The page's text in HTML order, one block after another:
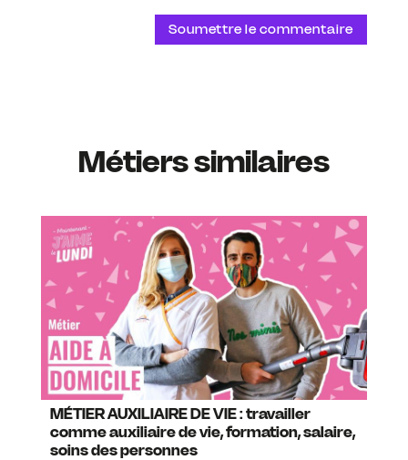
Soumettre le commentaire
Métiers similaires
MÉTIER AUXILIAIRE DE VIE : travailler
comme auxiliaire de vie, formation, salaire,
soins des personnes